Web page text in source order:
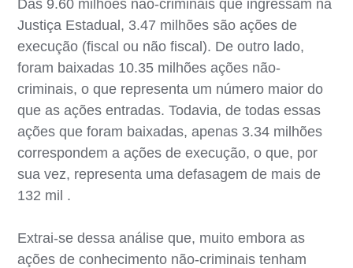
Das 9.60 milhões não-criminais que ingressam na
Justiça Estadual, 3.47 milhões são ações de
execução (fiscal ou não fiscal). De outro lado,
foram baixadas 10.35 milhões ações não-
criminais, o que representa um número maior do
que as ações entradas. Todavia, de todas essas
ações que foram baixadas, apenas 3.34 milhões
correspondem a ações de execução, o que, por
sua vez, representa uma defasagem de mais de
132 mil .
Extrai-se dessa análise que, muito embora as
ações de conhecimento não-criminais tenham